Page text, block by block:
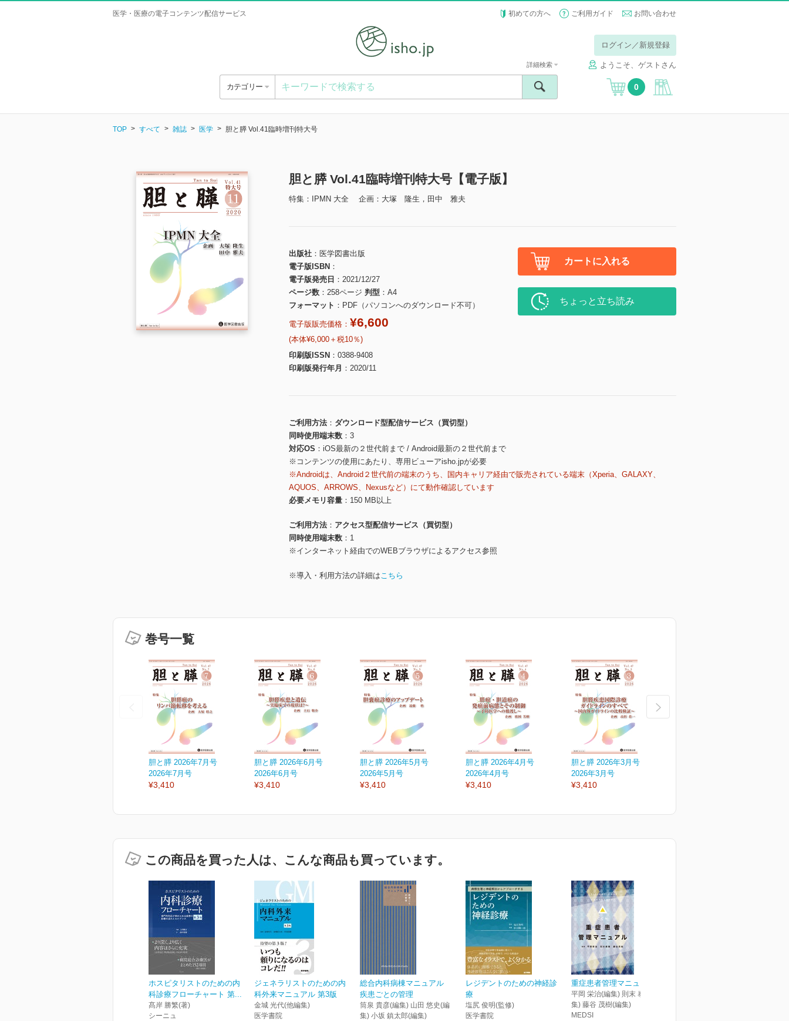
医学・医療の電子コンテンツ配信サービス 初めての方へ ご利用ガイド お問い合わせ
ログイン／新規登録
ようこそ、ゲストさん
カテゴリー
詳細検索
0
TOP すべて 雑誌 医学 胆と膵 Vol.41臨時増刊特大号
胆と膵 Vol.41臨時増刊特大号【電子版】
特集：IPMN 大全 企画：大塚 隆生，田中 雅夫
出版社
医学図書出版
電子版ISBN
電子版発売日
2021/12/27
ページ数
258ページ 判型
A4
フォーマット
PDF（パソコンへのダウンロード不可）
電子版販売価格： ¥6,600
(本体¥6,000＋税10％)
印刷版ISSN
0388-9408
印刷版発行年月
2020/11
カートに入れる
ちょっと立ち読み
ご利用方法
ダウンロード型配信サービス（買切型）
同時使用端末数
3
対応OS
iOS最新の２世代前まで / Android最新の２世代前まで
※コンテンツの使用にあたり、専用ビューアisho.jpが必要
※Androidは、Android２世代前の端末のうち、国内キャリア経由で販売されている端末（Xperia、GALAXY、
AQUOS、ARROWS、Nexusなど）にて動作確認しています
必要メモリ容量
150 MB以上
ご利用方法
アクセス型配信サービス（買切型）
同時使用端末数
1
※インターネット経由でのWEBブラウザによるアクセス参照
※導入・利用方法の詳細はこちら
巻号一覧
胆と膵 2026年7月号
2026年7月号
¥3,410
胆と膵 2026年6月号
2026年6月号
¥3,410
胆と膵 2026年5月号
2026年5月号
¥3,410
胆と膵 2026年4月号
2026年4月号
¥3,410
胆と膵 2026年3月号
2026年3月号
¥3,410
この商品を買った人は、こんな商品も買っています。
ホスピタリストのための内
科診療フローチャート 第...
髙岸 勝繁(著)
シーニュ
ジェネラリストのための内
科外来マニュアル 第3版
金城 光代(他編集)
医学書院
総合内科病棟マニュアル
疾患ごとの管理
筒泉 貴彦(編集) 山田 悠史(編
集) 小坂 鎮太郎(編集)
レジデントのための神経診
療
塩尻 俊明(監修)
医学書院
重症患者管理マニュアル
平岡 栄治(編集) 則末 泰博(編
集) 藤谷 茂樹(編集)
MEDSI